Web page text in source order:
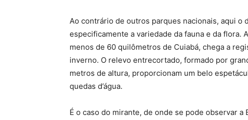
Ao contrário de outros parques nacionais, aqui o
especificamente a variedade da fauna e da flora.
menos de 60 quilômetros de Cuiabá, chega a
inverno. O relevo entrecortado, formado por
metros de altura, proporcionam um belo
quedas d’água.
É o caso do mirante, de onde se pode observar